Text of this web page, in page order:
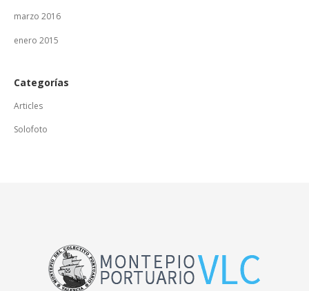
marzo 2016
enero 2015
Categorías
Articles
Solofoto